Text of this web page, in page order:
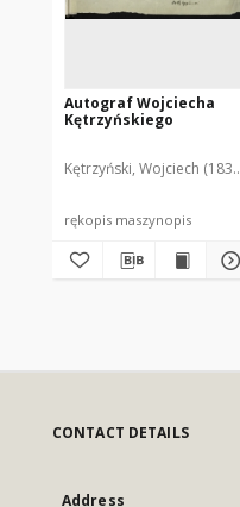
Autograf Wojciecha
Kętrzyńskiego
Kętrzyński, Wojciech
rękopis maszynopis
CONTACT DETAILS
Address